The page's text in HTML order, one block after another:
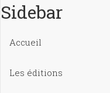
Sidebar
Accueil
Les éditions